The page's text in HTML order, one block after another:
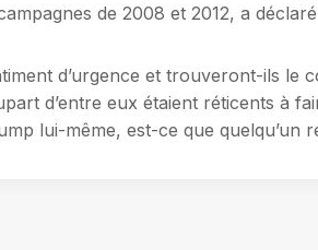
de 2008 et 2012, a
d’urgence et trouveront-ils le
d’entre eux étaient réticents à
lui-même, est-ce que quelqu’un